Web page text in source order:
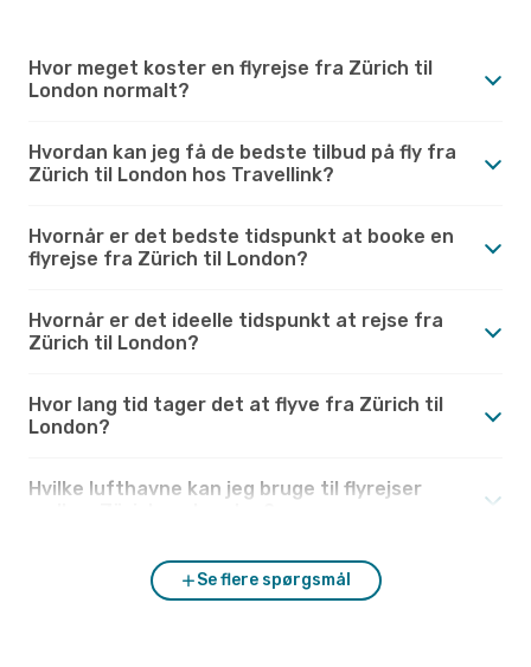
Hvor meget koster en flyrejse fra Zürich til
London normalt?
Hvordan kan jeg få de bedste tilbud på fly fra
Zürich til London hos Travellink?
Hvornår er det bedste tidspunkt at booke en
flyrejse fra Zürich til London?
Hvornår er det ideelle tidspunkt at rejse fra
Zürich til London?
Hvor lang tid tager det at flyve fra Zürich til
London?
Hvilke lufthavne kan jeg bruge til flyrejser
Se flere spørgsmål